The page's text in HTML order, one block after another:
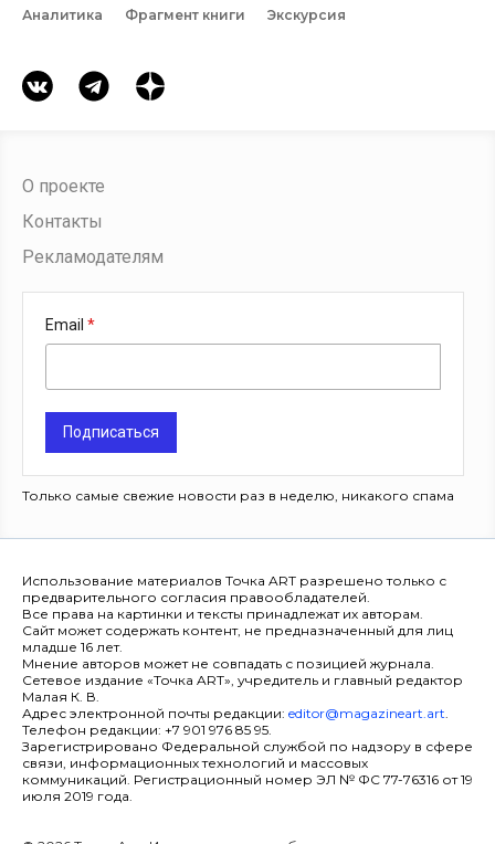
Аналитика
Фрагмент книги Экскурсия
О проекте
Контакты
Рекламодателям
Email
Подписаться
Только самые свежие новости раз в неделю, никакого спама
Использование материалов Точка ART разрешено только с
предварительного согласия правообладателей.
Все права на картинки и тексты принадлежат их авторам.
Сайт может содержать контент, не предназначенный для лиц
младше 16 лет.
Мнение авторов может не совпадать с позицией журнала.
Сетевое издание «Точка ART», учредитель и главный редактор
Малая К. В.
Адрес электронной почты редакции: editor@magazineart.art.
Телефон редакции: +7 901 976 85 95.
Зарегистрировано Федеральной службой по надзору в сфере
связи, информационных технологий и массовых
коммуникаций. Регистрационный номер ЭЛ № ФС 77-76316 от 19
июля 2019 года.